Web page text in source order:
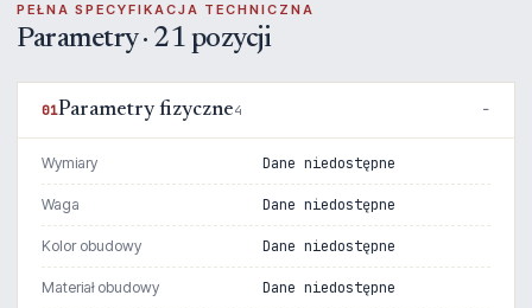
PEŁNA SPECYFIKACJA TECHNICZNA
Parametry · 21 pozycji
01Parametry fizyczne4
Wymiary Dane niedostępne
Waga Dane niedostępne
Kolor obudowy Dane niedostępne
Materiał obudowy Dane niedostępne